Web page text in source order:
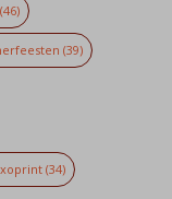
(46)
(39)
(34)